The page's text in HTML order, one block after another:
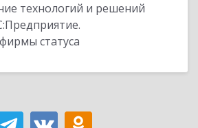
технологий и решений
статуса